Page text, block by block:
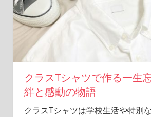
クラスTシャツで作る一生
絆と感動の物語
クラスTシャツは学校生活や特別